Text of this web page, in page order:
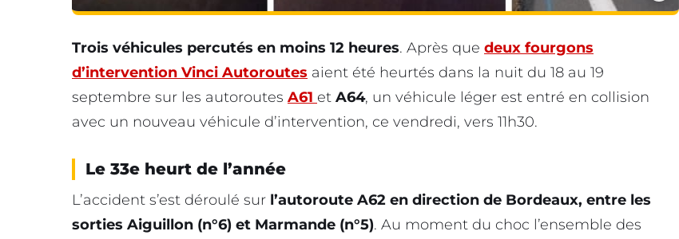
Trois véhicules percutés en moins 12 heures. Après que deux fourgons
d’intervention Vinci Autoroutes aient été heurtés dans la nuit du 18 au 19
septembre sur les autoroutes A61 et A64, un véhicule léger est entré en collision
avec un nouveau véhicule d’intervention, ce vendredi, vers 11h30.
Le 33e heurt de l’année
L’accident s’est déroulé sur l’autoroute A62 en direction de Bordeaux, entre les
sorties Aiguillon (n°6) et Marmande (n°5). Au moment du choc l’ensemble des